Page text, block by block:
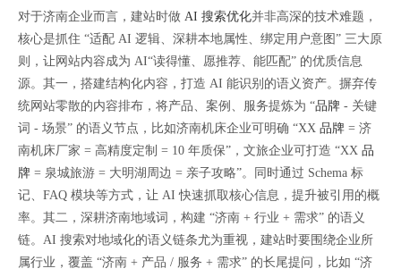
对于济南企业而言，建站时做 AI 搜索优化并非高深的技术难题，
核心是抓住 “适配 AI 逻辑、深耕本地属性、绑定用户意图” 三大原
则，让网站内容成为 AI“读得懂、愿推荐、能匹配” 的优质信息
源。其一，搭建结构化内容，打造 AI 能识别的语义资产。摒弃传
统网站零散的内容排布，将产品、案例、服务提炼为 “品牌 - 关键
词 - 场景” 的语义节点，比如济南机床企业可明确 “XX 品牌 = 济
南机床厂家 = 高精度定制 = 10 年质保”，文旅企业可打造 “XX 品
牌 = 泉城旅游 = 大明湖周边 = 亲子攻略”。同时通过 Schema 标
记、FAQ 模块等方式，让 AI 快速抓取核心信息，提升被引用的概
率。其二，深耕济南地域词，构建 “济南 + 行业 + 需求” 的语义
链。AI 搜索对地域化的语义链条尤为重视，建站时要围绕企业所
属行业，覆盖 “济南 + 产品 / 服务 + 需求” 的长尾提问，比如 “济